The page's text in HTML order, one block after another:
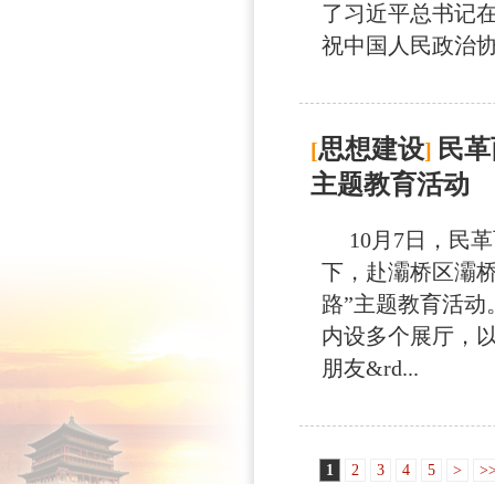
了习近平总书记
祝中国人民政治
[思想建设] 民
主题教育活动
10月7日，民革
下，赴灞桥区灞
路”主题教育活
内设多个展厅，
朋友&rd...
1 2 3 4 5 >